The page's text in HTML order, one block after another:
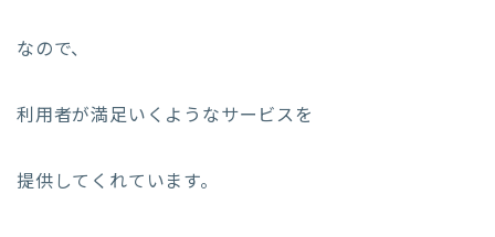
なので、
利用者が満足いくようなサービスを
提供してくれています。